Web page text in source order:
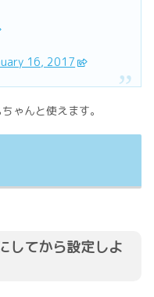
16, 2017
ゃんと使えます。
してから設定しよ